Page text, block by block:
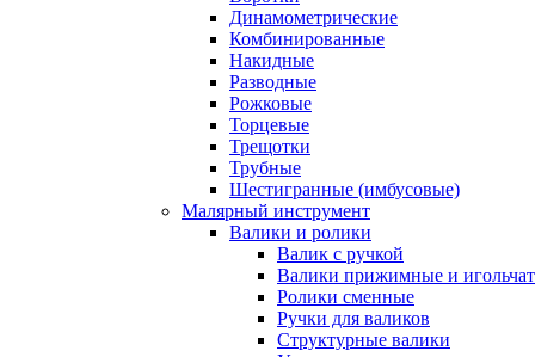
Динамометрические
Комбинированные
Накидные
Разводные
Рожковые
Торцевые
Трещотки
Трубные
Шестигранные (имбусовые)
Малярный инструмент
Валики и ролики
Валик с ручкой
Валики прижимные и
Ролики сменные
Ручки для валиков
Структурные валики